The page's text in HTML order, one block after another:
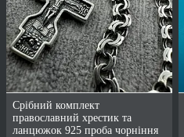
Срібний комплект
православний хрестик та
ланцюжок 925 проба чорніння